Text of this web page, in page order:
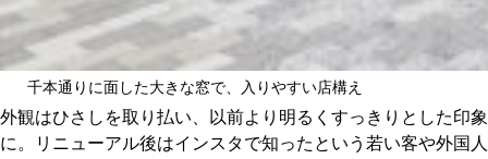
千本通りに面した大きな窓で、入りやすい店構え
外観はひさしを取り払い、以前より明るくすっきりとした印象
に。リニューアル後はインスタで知ったという若い客や外国人